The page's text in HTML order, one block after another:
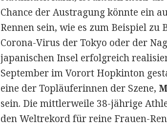
Chance der Austragung könnte ein
Rennen sein, wie es zum Beispiel zu
Corona-Virus der Tokyo oder der
japanischen Insel erfolgreich
September im Vorort Hopkinton
eine der Topläuferinnen der Szene,
sein. Die mittlerweile 38-jährige
den Weltrekord für reine Frauen-